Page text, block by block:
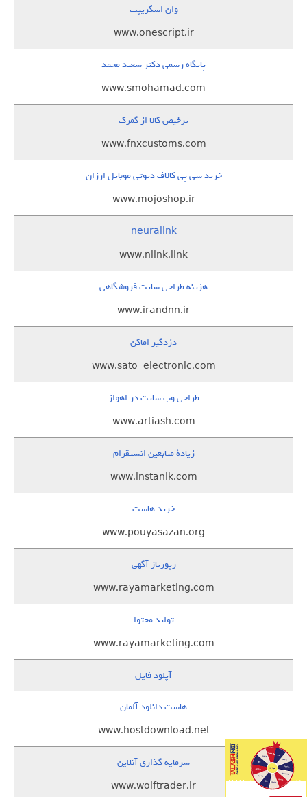
وان اسکریپت
www.onescript.ir
پایگاه رسمی دکتر سعید محمد
www.smohamad.com
ترخیص کالا از گمرک
www.fnxcustoms.com
خرید سی پی کالاف دیوتی موبایل ارزان
www.mojoshop.ir
neuralink
www.nlink.link
هزینه طراحی سایت فروشگاهی
www.irandnn.ir
دزدگیر اماکن
www.sato-electronic.com
طراحی وب سایت در اهواز
www.artiash.com
زيادة متابعين انستقرام
www.instanik.com
خرید هاست
www.pouyasazan.org
رپورتاژ آگهی
www.rayamarketing.com
تولید محتوا
www.rayamarketing.com
آپلود فایل
هاست دانلود آلمان
www.hostdownload.net
سرمایه گذاری آنلاین
www.wolftrader.ir